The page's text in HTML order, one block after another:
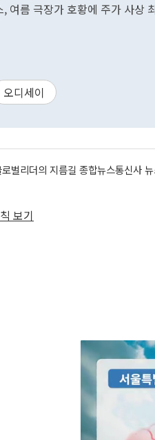
여름 극장가 호황에 주가 사상
오디세이
벌리더의 지름길 종합뉴스통신사
보기